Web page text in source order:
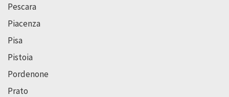
Pescara
Piacenza
Pisa
Pistoia
Pordenone
Prato